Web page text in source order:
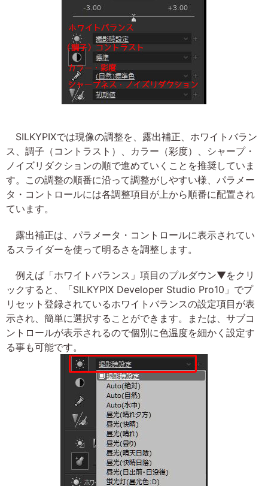
SILKYPIXでは現像の調整を、露出補正、ホワイトバラン
ス、調子（コントラスト）、カラー（彩度）、シャープ・
ノイズリダクションの順で進めていくことを推奨していま
す。この調整の順番に沿って調整がしやすい様、パラメー
タ・コントロールには各調整項目が上から順番に配置され
ています。
露出補正は、パラメータ・コントロールに表示されてい
るスライダーを使って明るさを調整します。
例えば「ホワイトバランス」項目のプルダウン▼をクリ
ックすると、「SILKYPIX Developer Studio Pro10」でプ
リセット登録されているホワイトバランスの設定項目が表
示され、簡単に選択することができます。または、サブコ
ントロールが表示されるので個別に色温度を細かく設定す
る事も可能です。